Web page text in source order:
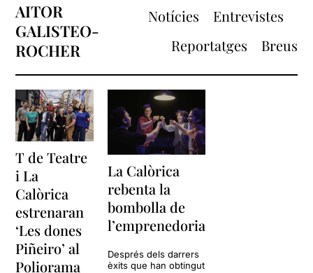
AITOR
GALISTEO-
ROCHER
Notícies
Entrevistes
Reportatges
Breus
T de Teatre
i La
Calòrica
estrenaran
‘Les dones
Piñeiro’ al
Poliorama
La Calòrica
rebenta la
bombolla de
l’emprenedoria
Després dels darrers
èxits que han obtingut